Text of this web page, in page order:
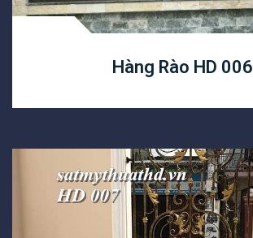
Hàng Rào HD 006